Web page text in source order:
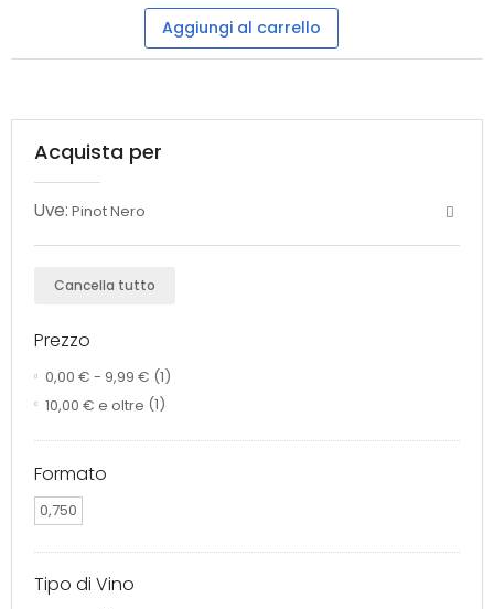
Aggiungi al carrello
Acquista per
Uve: Pinot Nero
Cancella tutto
Prezzo
0,00 € - 9,99 € (1)
10,00 € e oltre (1)
Formato
0,750
Tipo di Vino